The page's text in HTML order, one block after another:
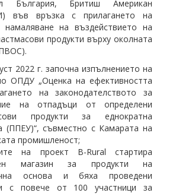
България, Бритиш Американ
във връзка с прилагането на
намаляване на въздействието на
продукти върху околната
2022 г. започна изпълнението на
ОПДУ „Оценка на ефективността
на законодателството за
на отпадъци от определени
продукти за еднократна
(ППЕУ)“, съвместно с Камарата на
промишленост;
на проект B-Rural стартира
магазин за продукти на
основа и бяха проведени
с повече от 100 участници за